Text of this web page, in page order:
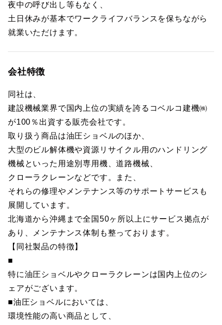
夜中の呼び出し等もなく、
土日休みが基本でワークライフバランスを保ちながら
就業いただけます。
会社特徴
同社は、
建設機械業界で国内上位の実績を誇るコベルコ建機㈱
が100％出資する販売会社です。
取り扱う商品は油圧ショベルのほか、
大型のビル解体機や資源リサイクル用のハンドリング
機械といった用途別専用機、道路機械、
クローラクレーンなどです。また、
それらの修理やメンテナンス等のサポートサービスも
展開しています。
北海道から沖縄まで全国50ヶ所以上にサービス拠点が
あり、メンテナンス体制も整っております。
【同社製品の特徴】
■
特に油圧ショベルやクローラクレーンは国内上位のシ
ェアがございます。
■油圧ショベルにおいては、
環境性能の高い商品として、